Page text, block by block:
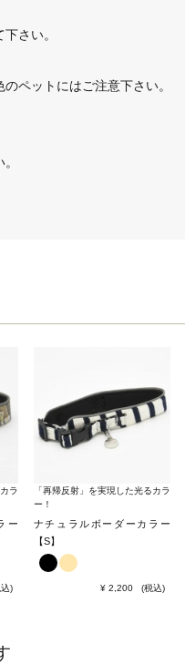
さい。
ペットにはご注意下さい。
ラ
ー
「再帰反射」を実現した光るカラ
ー！
ナチュラルボーダーカラー
【S】
¥ 2,200 税込